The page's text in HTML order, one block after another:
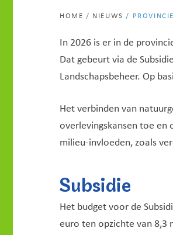
HOME / NIEUWS /
In 2026 is er in de
Dat gebeurt via de
Landschapsbeheer. Op
Het verbinden van
overlevingskansen toe en
milieu-invloeden, zoals
Subsidie
Het budget voor de
euro ten opzichte van 8,3